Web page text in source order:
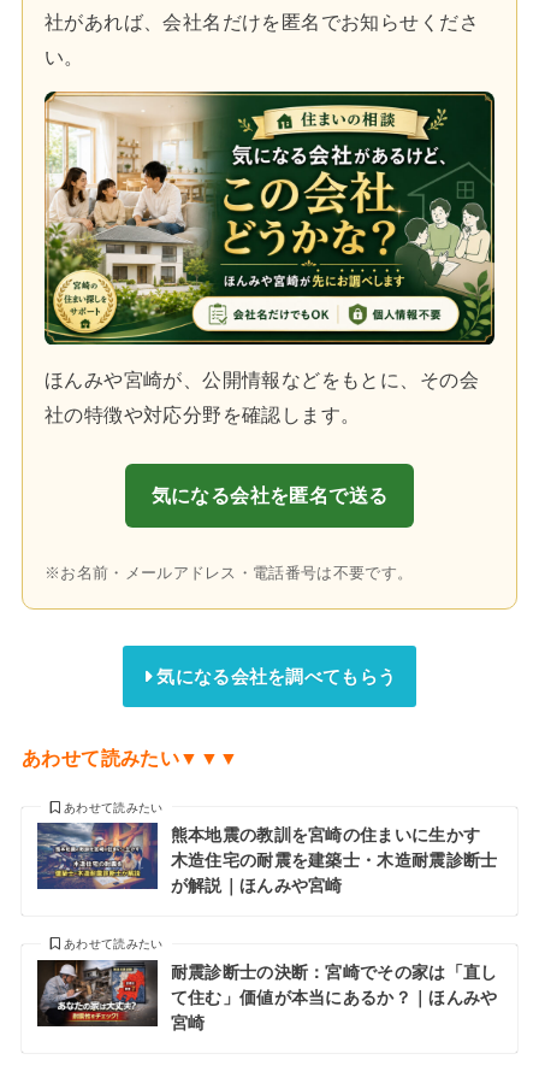
社があれば、会社名だけを匿名でお知らせくださ
い。
ほんみや宮崎が、公開情報などをもとに、その会
社の特徴や対応分野を確認します。
気になる会社を匿名で送る
※お名前・メールアドレス・電話番号は不要です。
気になる会社を調べてもらう
あわせて読みたい▼▼▼
熊本地震の教訓を宮崎の住まいに生かす
木造住宅の耐震を建築士・木造耐震診断士
が解説｜ほんみや宮崎
あわせて読みたい
耐震診断士の決断：宮崎でその家は「直し
て住む」価値が本当にあるか？｜ほんみや
宮崎
あわせて読みたい